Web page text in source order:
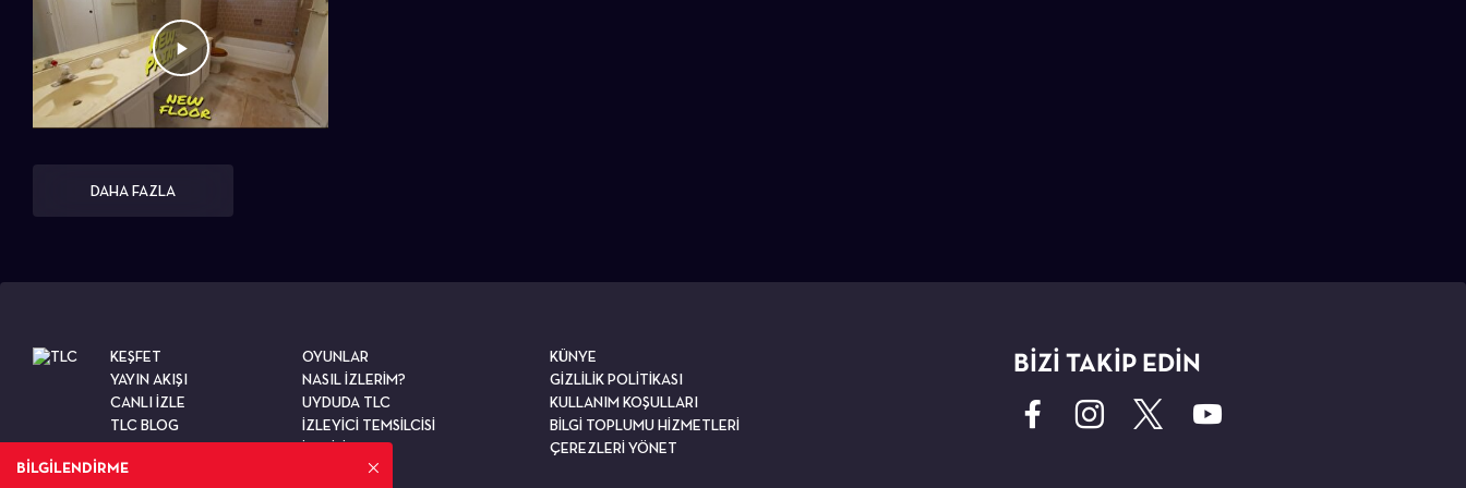
DAHA FAZLA
KEŞFET
YAYIN AKIŞI
CANLI İZLE
TLC BLOG
TESTLER
OYUNLAR
NASIL İZLERİM?
UYDUDA TLC
İZLEYİCİ TEMSİLCİSİ
İLETİŞİM
KÜNYE
GİZLİLİK POLİTİKASI
KULLANIM KOŞULLARI
BİLGİ TOPLUMU HİZMETLERİ
ÇEREZLERİ YÖNET
BİZİ TAKİP EDİN
BİLGİLENDİRME